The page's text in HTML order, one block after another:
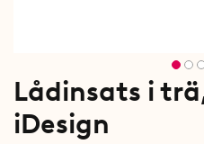
Lådinsats i
iDesign